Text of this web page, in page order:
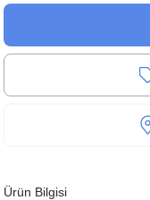
Ürün Bilgisi